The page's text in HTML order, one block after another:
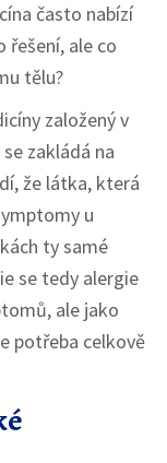
často nabízí
ale co
tělu?
založený v
zakládá na
že látka, která
u
ty samé
se tedy alergie
ale jako
potřeba celkově